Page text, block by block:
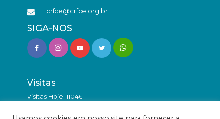
crfce@crfce.org.br
SIGA-NOS
Visitas
Visitas Hoje: 11046